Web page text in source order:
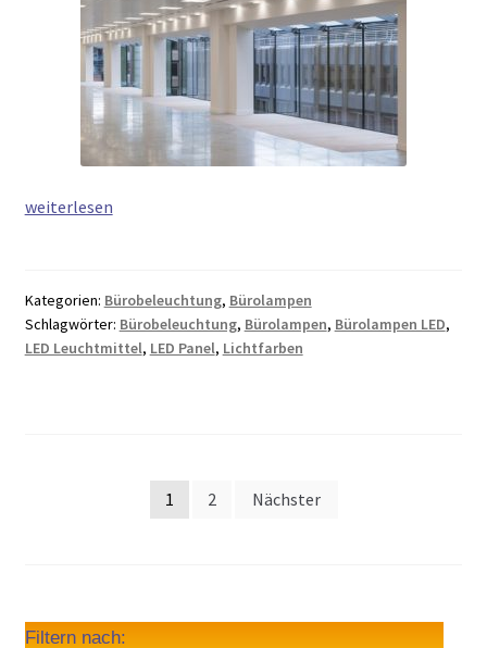
Bürolampen
und
Wohlfühlen!
weiterlesen
Kategorien: Bürobeleuchtung, Bürolampen
Schlagwörter: Bürobeleuchtung, Bürolampen, Bürolampen LED,
LED Leuchtmittel, LED Panel, Lichtfarben
Seitennummerierung
1 2 Nächster
Filtern nach: